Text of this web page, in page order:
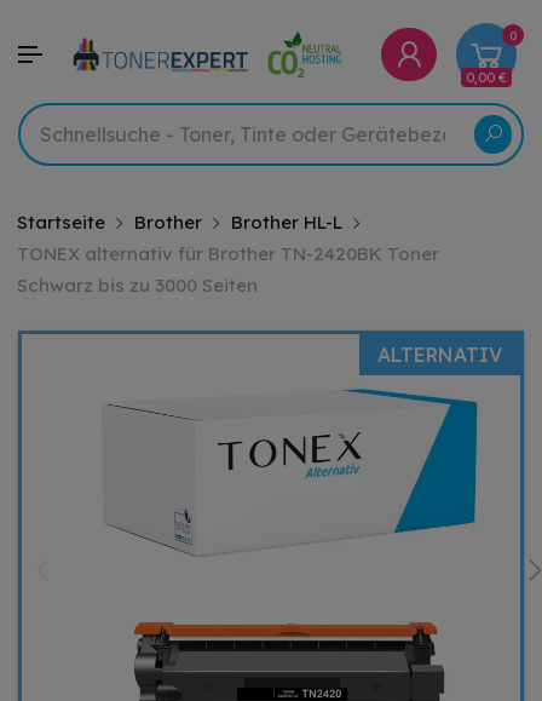
0
0,00 €
Startseite Brother
Brother HL-L
TONEX alternativ für Brother TN-2420BK Toner
Schwarz bis zu 3000 Seiten
ALTERNATIV